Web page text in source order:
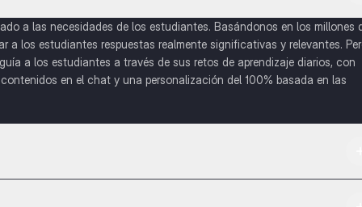
a las necesidades de los estudiantes. Basándonos en los millones
a los estudiantes respuestas realmente significativas y relevantes.
a los estudiantes a través de sus retos de aprendizaje diarios, con
en el chat y una personalización del 100% basada en las